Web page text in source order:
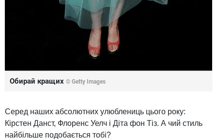
Обирай кращих © Getty Images
Серед наших абсолютних улюблениць цього року:
Кірстен Данст, Флоренс Уелч і Діта фон Тіз. А чий стиль
найбільше подобається тобі?